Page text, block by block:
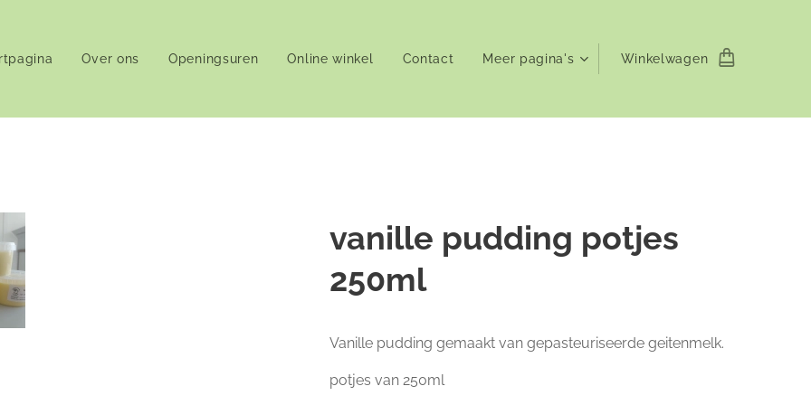
Over ons Openingsuren Online winkel Contact Meer pagina's Winkelwagen
vanille pudding potjes
250ml
Vanille pudding gemaakt van gepasteuriseerde geitenmelk.
potjes van 250ml